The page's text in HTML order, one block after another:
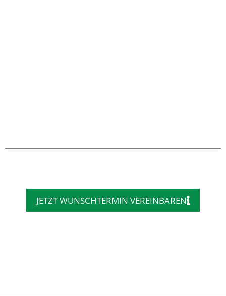
JETZT WUNSCHTERMIN VEREINBAREN